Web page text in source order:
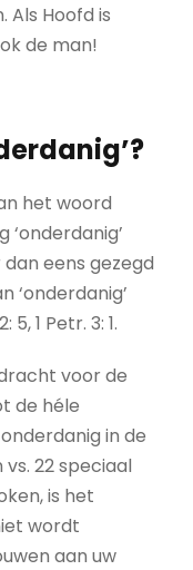
Als Hoofd is
de man!
het woord
‘onderdanig’
eens gezegd
‘onderdanig’
5, 1 Petr. 3: 1.
voor de
de héle
in de
22 speciaal
is het
wordt
aan uw